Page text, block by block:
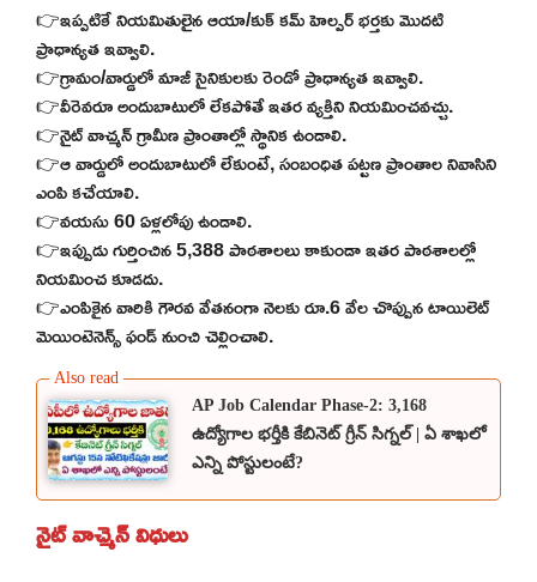
👉ఇప్పటికే నియమితులైన ఆయా/కుక్ కమ్ హెల్పర్ భర్తకు మొదటి
ప్రాధాన్యత ఇవ్వాలి.
👉గ్రామం/వార్డులో మాజీ సైనికులకు రెండో ప్రాధాన్యత ఇవ్వాలి.
👉వీరెవరూ అందుబాటులో లేకపోతే ఇతర వ్యక్తిని నియమించవచ్చు.
👉నైట్ వాచ్మన్ గ్రామీణ ప్రాంతాల్లో స్థానిక ఉండాలి.
👉ఆ వార్డులో అందుబాటులో లేకుంటే, సంబంధిత పట్టణ ప్రాంతాల నివాసిని
ఎంపి కచేయాలి.
👉వయసు 60 ఏళ్లలోపు ఉండాలి.
👉ఇప్పుడు గుర్తించిన 5,388 పాఠశాలలు కాకుండా ఇతర పాఠశాలల్లో
నియమించ కూడదు.
👉ఎంపికైన వారికి గౌరవ వేతనంగా నెలకు రూ.6 వేల చొప్పున టాయిలెట్
మెయింటెనెన్స్ ఫండ్ నుంచి చెల్లించాలి.
AP Job Calendar Phase-2: 3,168
ఉద్యోగాల భర్తీకి కేబినెట్ గ్రీన్ సిగ్నల్ | ఏ శాఖలో
ఎన్ని పోస్టులంటే?
నైట్ వాచ్మెన్ విధులు